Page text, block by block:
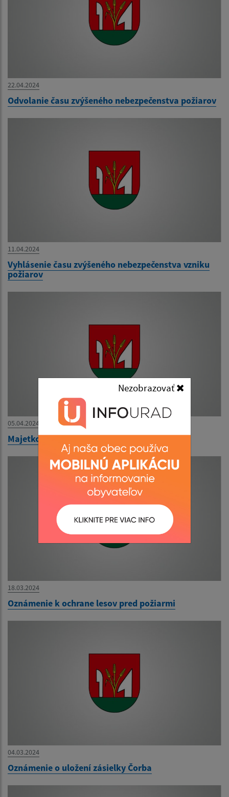
22.04.2024
Odvolanie času zvýšeného nebezpečenstva požiarov
11.04.2024
Vyhlásenie času zvýšeného nebezpečenstva vzniku
požiarov
05.04.2024
Majetkové priznanie 2023
18.03.2024
Oznámenie k ochrane lesov pred požiarmi
04.03.2024
Oznámenie o uložení zásielky Čorba
Nezobrazovať